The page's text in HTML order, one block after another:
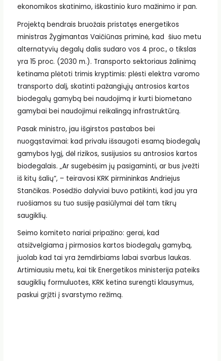
ekonomikos skatinimo, iškastinio kuro mažinimo ir pan.
Projektą bendrais bruožais pristatęs energetikos
ministras Žygimantas Vaičiūnas priminė, kad šiuo metu
alternatyvių degalų dalis sudaro vos 4 proc., o tikslas
yra 15 proc. (2030 m.). Transporto sektoriaus žalinimą
ketinama plėtoti trimis kryptimis: plėsti elektra varomo
transporto dalį, skatinti pažangiųjų antrosios kartos
biodegalų gamybą bei naudojimą ir kurti biometano
gamybai bei naudojimui reikalingą infrastruktūrą.
Pasak ministro, jau išgirstos pastabos bei
nuogąstavimai: kad privalu išsaugoti esamą biodegalų
gamybos lygį, dėl rizikos, susijusios su antrosios kartos
biodegalais. „Ar sugebėsim jų pasigaminti, ar bus įvežti
iš kitų šalių“, – teiravosi KRK pirmininkas Andriejus
Stančikas. Posėdžio dalyviai buvo patikinti, kad jau yra
ruošiamos su tuo susiję pasiūlymai dėl tam tikrų
saugiklių.
Seimo komiteto nariai pripažino: gerai, kad
atsižvelgiama į pirmosios kartos biodegalų gamybą,
juolab kad tai yra žemdirbiams labai svarbus laukas.
Artimiausiu metu, kai tik Energetikos ministerija pateiks
saugiklių formuluotes, KRK ketina surengti klausymus,
paskui grįžti į svarstymo režimą.